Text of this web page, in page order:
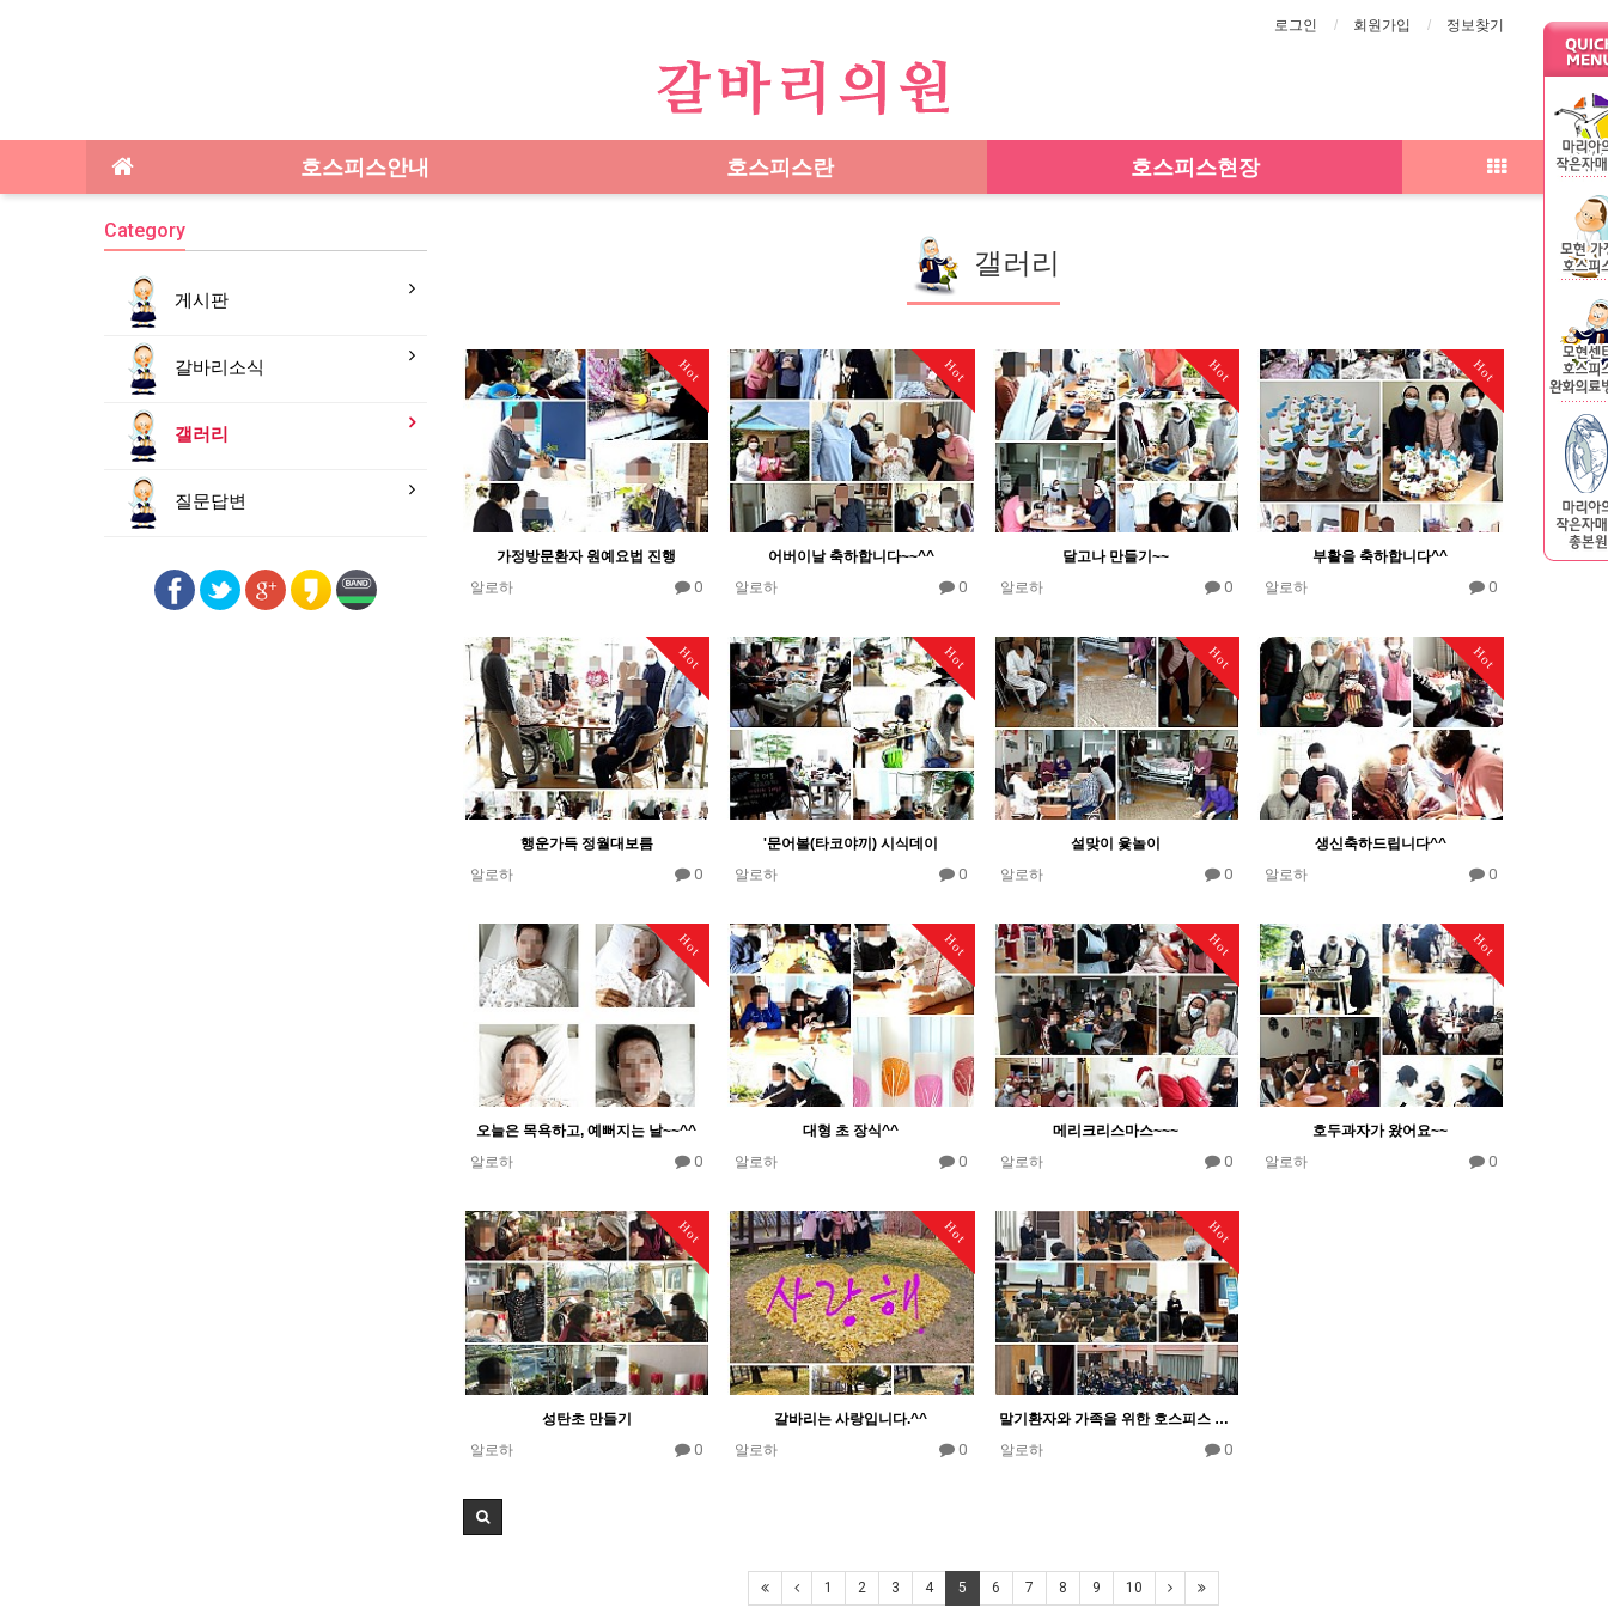
로그인 회원가입 정보찾기
호스피스안내 호스피스란 호스피스현장
갤러리
Hot
가정방문환자 원예요법 진행
알로하
0
Hot
어버이날 축하합니다~~^^
알로하
0
Hot
달고나 만들기~~
알로하
0
Hot
부활을 축하합니다^^
알로하
0
Hot
행운가득 정월대보름
알로하
0
Hot
'문어볼(타코야끼) 시식데이
알로하
0
Hot
설맞이 윷놀이
알로하
0
Hot
생신축하드립니다^^
알로하
0
Hot
오늘은 목욕하고, 예뻐지는 날~~^^
알로하
0
Hot
대형 초 장식^^
알로하
0
Hot
메리크리스마스~~~
알로하
0
Hot
호두과자가 왔어요~~
알로하
0
Hot
성탄초 만들기
알로하
0
Hot
갈바리는 사랑입니다.^^
알로하
0
Hot
말기환자와 가족을 위한 호스피스 완화의료 특강
알로하
0
1 2 3 4 5 6 7 8 9 10
Category
게시판
갈바리소식
갤러리
질문답변